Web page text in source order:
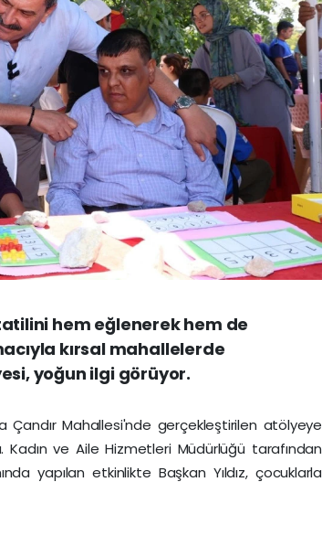
hem eğlenerek hem de
kırsal mahallelerde
yoğun ilgi görüyor.
Çandır Mahallesi'nde gerçekleştirilen atölyeye
ve Aile Hizmetleri Müdürlüğü tarafından
yapılan etkinlikte Başkan Yıldız, çocuklarla